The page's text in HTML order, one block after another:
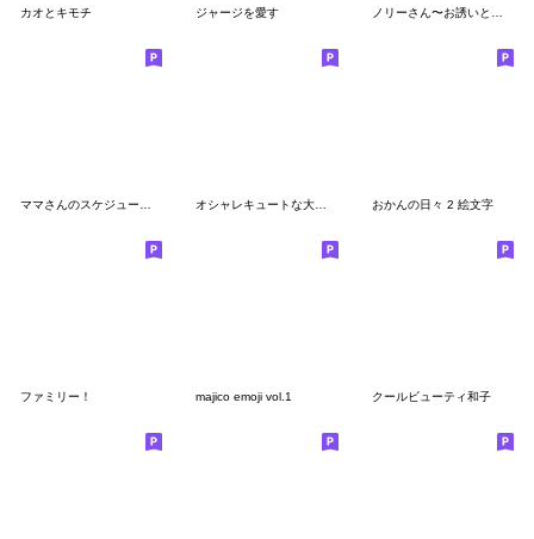
カオとキモチ ジャージを愛す
おかんの日々 2 絵文字
ファミリー！ majico emoji vol.1 クールビューティ和子